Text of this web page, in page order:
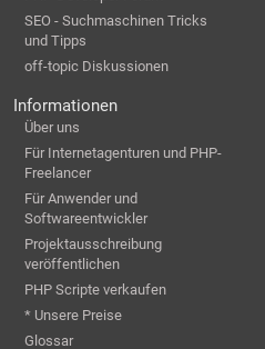
SEO - Suchmaschinen Tricks
und Tipps
off-topic Diskussionen
Informationen
Über uns
Für Internetagenturen und PHP-
Freelancer
Für Anwender und
Softwareentwickler
Projektausschreibung
veröffentlichen
PHP Scripte verkaufen
* Unsere Preise
Glossar